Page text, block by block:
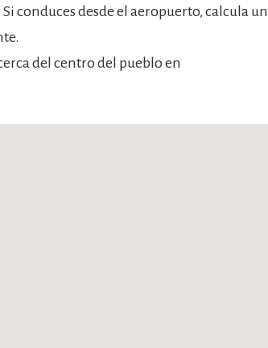
conduces desde el aeropuerto, calcula un
del centro del pueblo en